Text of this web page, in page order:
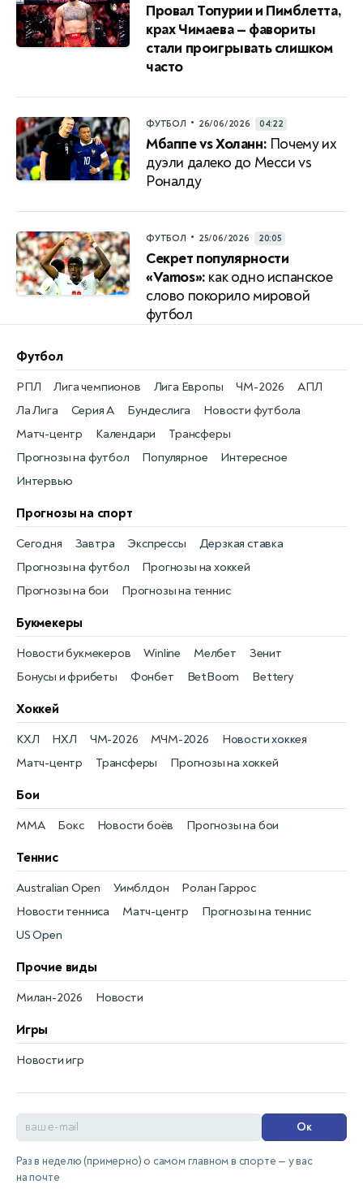
Провал Топурии и Пимблетта,
крах Чимаева — фавориты
стали проигрывать слишком
часто
ФУТБОЛ • 26/06/2026 04:22
Мбаппе vs Холанн: Почему их
дуэли далеко до Месси vs
Роналду
ФУТБОЛ • 25/06/2026 20:05
Секрет популярности
«Vamos»: как одно испанское
слово покорило мировой
футбол
Футбол
Новости футбола
РПЛ
Матч-центр
Лига чемпионов
Календари
Лига Европы
Трансферы
ЧМ-2026
Прогнозы на футбол
АПЛ
Популярное
Ла Лига
Интересное
Серия А
Интервью
Бундеслига
Прогнозы на спорт
Прогнозы на футбол
Сегодня
Прогнозы на хоккей
Завтра
Прогнозы на бои
Экспрессы
Прогнозы на теннис
Дерзкая ставка
Букмекеры
Бонусы и фрибеты
Новости букмекеров
Фонбет
Winline
BetBoom
Мелбет
Bettery
Зенит
Хоккей
Новости хоккея
КХЛ
Матч-центр
НХЛ
Трансферы
ЧМ-2026
Прогнозы на хоккей
МЧМ-2026
Бои
Новости боёв
MMA Прогнозы на бои
Бокс
Теннис
Новости тенниса
Australian Open
Матч-центр
Уимблдон
Прогнозы на теннис
Ролан Гаррос
US Open
Прочие виды
Новости
Милан-2026
Игры
Новости игр
Ок
Раз в неделю (примерно) о самом главном в спорте — у вас
на почте